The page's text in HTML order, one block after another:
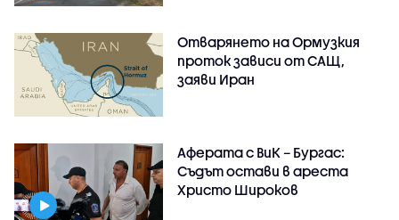
Отварянето на Ормузкия
проток зависи от САЩ,
заяви Иран
Аферата с ВиК – Бургас:
Съдът остави в ареста
Христо Широков